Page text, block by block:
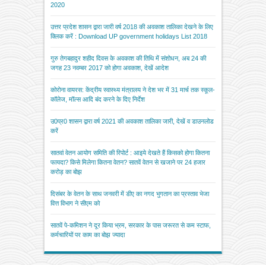
2020
उत्तर प्रदेश शासन द्वारा जारी वर्ष 2018 की अवकाश तालिका देखने के लिए
क्लिक करें : Download UP government holidays List 2018
गुरु तेगबहादुर शहीद दिवस के अवकाश की तिथि में संशोधन, अब 24 की
जगह 23 नवम्बर 2017 को होगा अवकाश, देखें आदेश
कोरोना वायरस: केंद्रीय स्वास्थ्य मंत्रालय ने देश भर में 31 मार्च तक स्कूल-
कॉलेज, मॉल्स आदि बंद करने के दिए निर्देश
उ0प्र0 शासन द्वारा वर्ष 2021 की अवकाश तालिका जारी, देखें व डाउनलोड
करें
सातवां वेतन आयोग समिति की रिपोर्ट : आइये देखते हैं किसको होगा कितना
फायदा? किसे मिलेगा कितना वेतन? सातवें वेतन से खजाने पर 24 हजार
करोड़ का बोझ
दिसंबर के वेतन के साथ जनवरी में डीए का नगद भुगतान का प्रस्ताव भेजा
वित्त विभाग ने सीएम को
सातवें पे-कमिशन ने दूर किया भ्रम, सरकार के पास जरूरत से कम स्टाफ,
कर्मचारियों पर काम का बोझ ज्यादा